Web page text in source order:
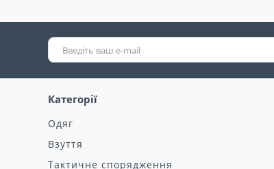
Категорії
Одяг
Взуття
Тактичне спорядження